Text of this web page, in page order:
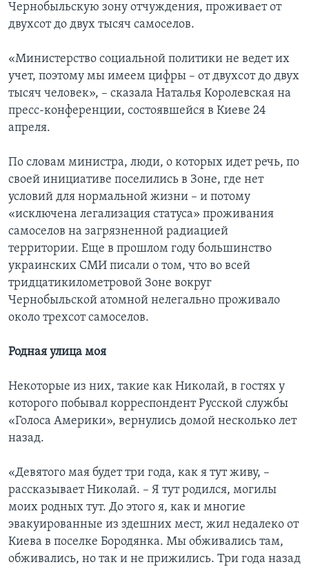
Чернобыльскую зону отчуждения, проживает от
двухсот до двух тысяч самоселов.
«Министерство социальной политики не ведет их
учет, поэтому мы имеем цифры – от двухсот до двух
тысяч человек», – сказала Наталья Королевская на
пресс-конференции, состоявшейся в Киеве 24
апреля.
По словам министра, люди, о которых идет речь, по
своей инициативе поселились в Зоне, где нет
условий для нормальной жизни – и потому
«исключена легализация статуса» проживания
самоселов на загрязненной радиацией
территории. Еще в прошлом году большинство
украинских СМИ писали о том, что во всей
тридцатикилометровой Зоне вокруг
Чернобыльской атомной нелегально проживало
около трехсот самоселов.
Родная улица моя
Некоторые из них, такие как Николай, в гостях у
которого побывал корреспондент Русской службы
«Голоса Америки», вернулись домой несколько лет
назад.
«Девятого мая будет три года, как я тут живу, –
рассказывает Николай. – Я тут родился, могилы
моих родных тут. До этого я, как и многие
эвакуированные из здешних мест, жил недалеко от
Киева в поселке Бородянка. Мы обживались там,
обживались, но так и не прижились. Три года назад